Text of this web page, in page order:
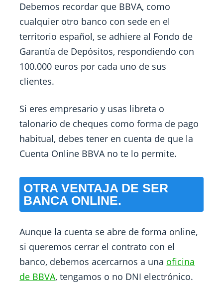
Debemos recordar que BBVA, como
cualquier otro banco con sede en el
territorio español, se adhiere al Fondo de
Garantía de Depósitos, respondiendo con
100.000 euros por cada uno de sus
clientes.
Si eres empresario y usas libreta o
talonario de cheques como forma de pago
habitual, debes tener en cuenta de que la
Cuenta Online BBVA no te lo permite.
OTRA VENTAJA DE SER
BANCA ONLINE.
Aunque la cuenta se abre de forma online,
si queremos cerrar el contrato con el
banco, debemos acercarnos a una oficina
de BBVA, tengamos o no DNI electrónico.